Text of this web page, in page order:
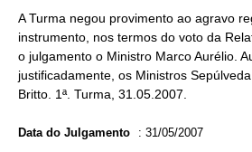
A Turma negou provimento ao agravo
instrumento, nos termos do voto da
o julgamento o Ministro Marco Aurélio.
justificadamente, os Ministros
Britto. 1ª. Turma, 31.05.2007.
Data do Julgamento : 31/05/2007